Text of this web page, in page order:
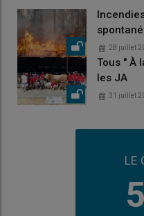
28 juillet
Tous " À
les JA
31 juillet
LE